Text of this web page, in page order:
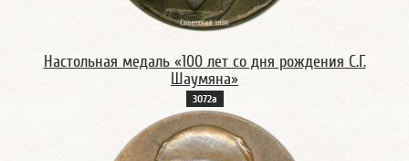
Настольная медаль «100 лет со дня рождения С.Г.
Шаумяна»
3072а